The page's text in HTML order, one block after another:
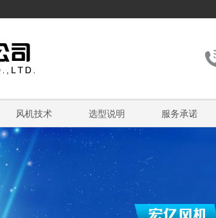
风机技术 选型说明 服务承诺